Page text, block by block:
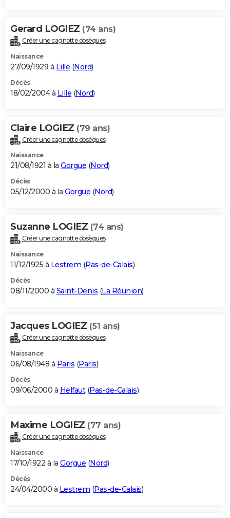
Gerard LOGIEZ (74 ans)
Créer une cagnotte obsèques
Naissance
27/09/1929 à Lille (Nord)
Décès
18/02/2004 à Lille (Nord)
Claire LOGIEZ (79 ans)
Créer une cagnotte obsèques
Naissance
21/08/1921 à la Gorgue (Nord)
Décès
05/12/2000 à la Gorgue (Nord)
Suzanne LOGIEZ (74 ans)
Créer une cagnotte obsèques
Naissance
11/12/1925 à Lestrem (Pas-de-Calais)
Décès
08/11/2000 à Saint-Denis (La Réunion)
Jacques LOGIEZ (51 ans)
Créer une cagnotte obsèques
Naissance
06/08/1948 à Paris (Paris)
Décès
09/06/2000 à Helfaut(Pas-de-Calais)
Maxime LOGIEZ (77 ans)
Créer une cagnotte obsèques
Naissance
17/10/1922 à la Gorgue (Nord)
Décès
24/04/2000 à Lestrem (Pas-de-Calais)